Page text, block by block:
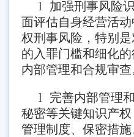
l 加强刑事风险
面评估自身经营活
权刑事风险，特别
的入罪门槛和细化
内部管理和合规审查
l 完善内部管理
秘密等关键知识产
管理制度、保密措施